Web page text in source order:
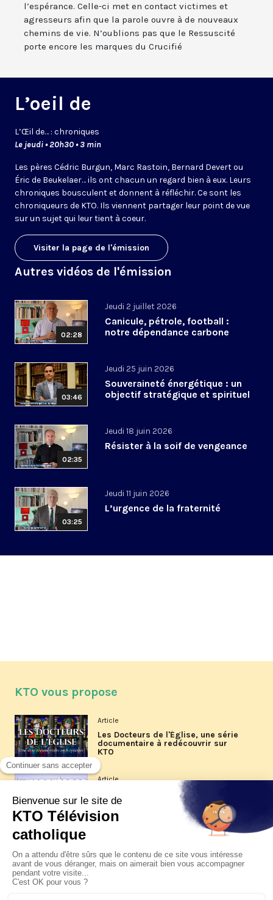
l’espérance. Celle-ci met en contact victimes et
agresseurs afin que la parole ouvre à de nouveaux
chemins de vie. N’oublions pas que le Ressuscité
porte encore les marques du Crucifié
L’oeil de
L’Œil de… : chroniques
Le jeudi • 20h30 • 3 min
Les pères Cédric Burgun, Marc Rastoin, Bernard Devert ou
Éric de Beukelaer… ils ont chacun un regard bien à eux. Leurs
chroniques bousculent et donnent à réfléchir. Ce sont les
chroniqueurs de KTO. Ils viennent partager leur point de vue
sur un sujet qui leur tient à coeur.
Visiter la page de l'émission
Autres vidéos de l'émission
02:28
Jeudi 2 juillet 2026
Canicule, pétrole, football :
notre dépendance carbone
03:46
Jeudi 25 juin 2026
Souveraineté énergétique : un
objectif stratégique et spirituel
02:35
Jeudi 18 juin 2026
Résister à la soif de vengeance
03:25
Jeudi 11 juin 2026
L’urgence de la fraternité
KTO vous propose
Article
Les Docteurs de l'Église, une série
documentaire à redécouvrir sur
KTO
Article
Les reportages d'été 2026 de KTO
La visite pastorale du pape Léon
XIV à Assise à suivre sur KTO le
jeudi 6 août